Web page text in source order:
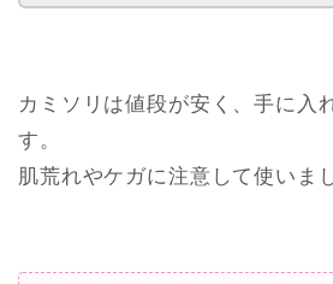
カミソリは値段が安く、手に入
す。
肌荒れやケガに注意して使いま